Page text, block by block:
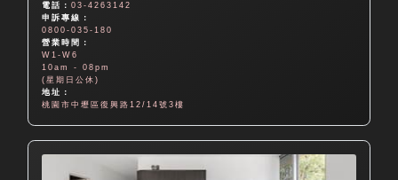
電話：03-4263142
申訴專線：
0800-035-180
營業時間：
W1-W6
10am - 08pm
(星期日公休)
地址：
桃園市中壢區復興路12/14號3樓